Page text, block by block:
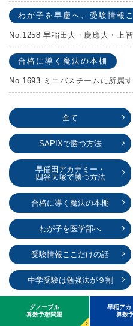
わが子を早慶へ、受験情報
合格に導く魔法の本棚
全て
SAPIXで勝つ方法
早稲田アカデミー・
四谷大塚で勝つ方法
合格に導く魔法の本棚
わが子を医学部へ
受験情報ここだけの話
中学受験は勉強法が９割